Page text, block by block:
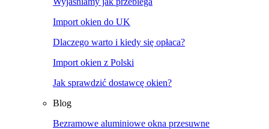
Import okien do UK
Dlaczego warto i kiedy się opłaca?
Import okien z Polski
Jak sprawdzić dostawcę okien?
Blog
Bezramowe aluminiowe okna przesuwne